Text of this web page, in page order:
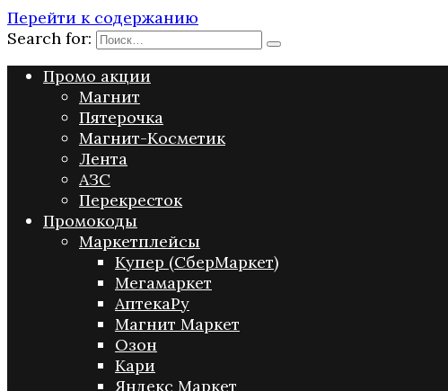
Перейти к содержанию
Search for:
Промо акции
Магнит
Пятерочка
Магнит-Косметик
Лента
АЗС
Перекресток
Промокоды
Маркетплейсы
Купер (СберМаркет)
Мегамаркет
АптекаРу
Магнит Маркет
Озон
Кари
Яндекс Маркет